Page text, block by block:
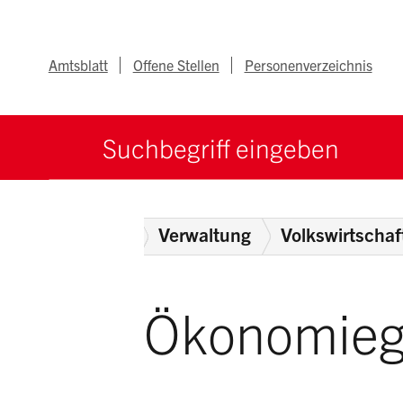
Metanav
Amtsblatt Offene Stellen Personenverzeichnis
Suchbegriff
Verwaltung